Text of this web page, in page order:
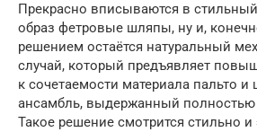
Прекрасно вписываются в
образ фетровые шляпы, ну и,
решением остаётся натуральный
случай, который предъявляет
к сочетаемости материала пальто и
ансамбль, выдержанный полностью
Такое решение смотрится стильно и